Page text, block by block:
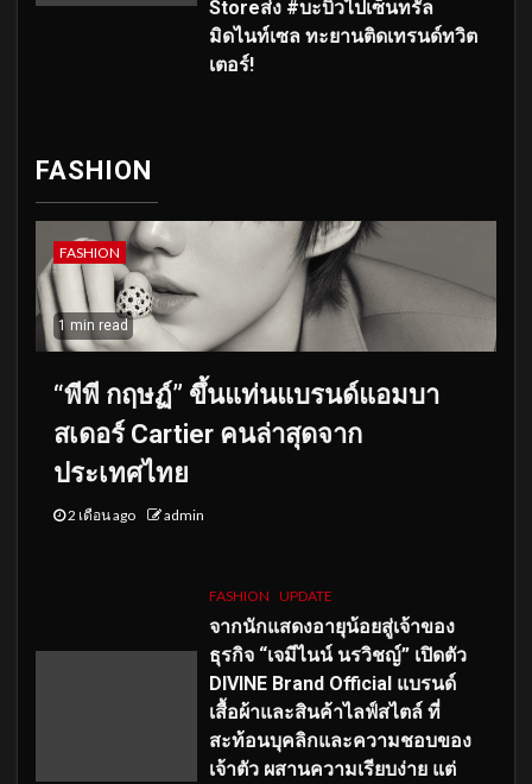
Storeส่ง #บะบิวไปเซ็นทรัล
มิดไนท์เซล ทะยานติดเทรนด์ทวิต
เตอร์!
FASHION
FASHION
1 min read
“พีพี กฤษฏ์” ขึ้นแท่นแบรนด์แอมบา
สเดอร์ Cartier คนล่าสุดจาก
ประเทศไทย
2 เดือน ago admin
FASHION UPDATE
จากนักแสดงอายุน้อยสู่เจ้าของ
ธุรกิจ “เจมีไนน์ นรวิชญ์” เปิดตัว
DIVINE Brand Official แบรนด์
เสื้อผ้าและสินค้าไลฟ์สไตล์ ที่
สะท้อนบุคลิกและความชอบของ
เจ้าตัว ผสานความเรียบง่าย แต่